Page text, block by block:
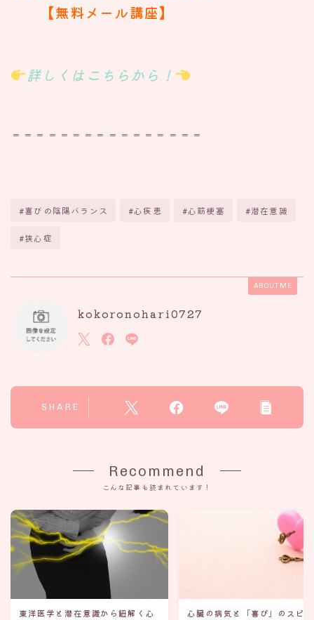
【無料メール講座】
詳しくはこちらから！
＝＝＝＝＝＝＝＝＝＝＝＝＝＝＝＝
#喜びの陰陽バランス #心疾患 #心筋梗塞 #潜在意識
#狭心症
ABOUT ME
kokoronohari0727
SHARE
Recommend
こんな記事も読まれています！
東洋医学と潜在意識から紐解く心
心臓の病気と「喜び」のスピ